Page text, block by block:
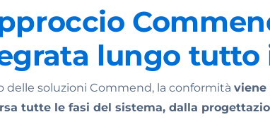
lungo tutto
delle soluzioni Commend, la conformità viene
tutte le fasi del sistema, dalla